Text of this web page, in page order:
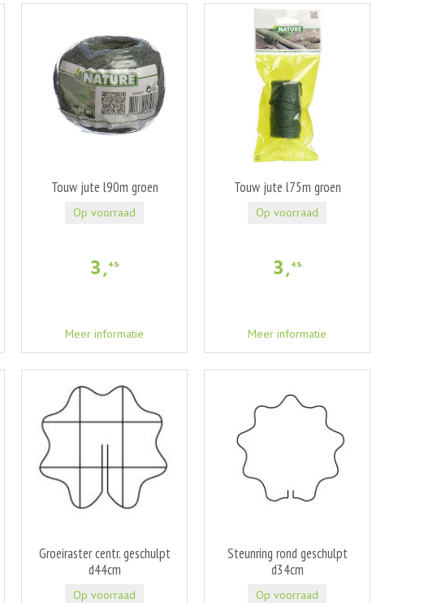
Touw jute l90m groen
3,45
Meer informatie
Op voorraad
Touw jute l75m groen
3,45
Meer informatie
Op voorraad
Groeiraster centr. geschulpt
d44cm
Op voorraad
Steunring rond geschulpt
d34cm
Op voorraad